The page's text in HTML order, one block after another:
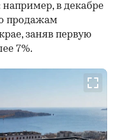
в декабре
продажам
заняв первую
7%.